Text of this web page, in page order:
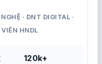
· DNT DIGITAL ·
HNDL
120k+